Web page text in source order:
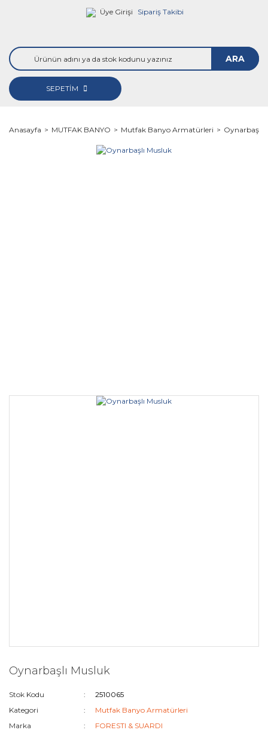
Üye Girişi Sipariş Takibi
ARA
SEPETİM
Anasayfa MUTFAK BANYO Mutfak Banyo Armatürleri Oynarbaşlı
Oynarbaşlı Musluk
Stok Kodu
2510065
Kategori
Mutfak Banyo Armatürleri
Marka
FORESTI & SUARDI